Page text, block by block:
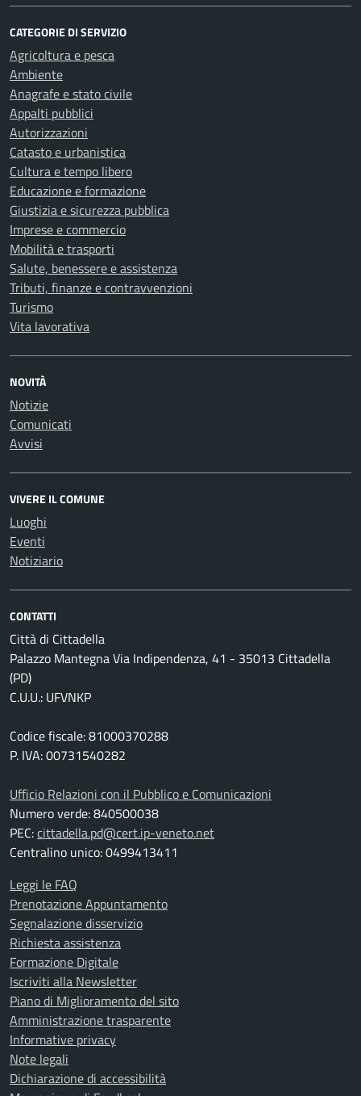
CATEGORIE DI SERVIZIO
Agricoltura e pesca
Ambiente
Anagrafe e stato civile
Appalti pubblici
Autorizzazioni
Catasto e urbanistica
Cultura e tempo libero
Educazione e formazione
Giustizia e sicurezza pubblica
Imprese e commercio
Mobilità e trasporti
Salute, benessere e assistenza
Tributi, finanze e contravvenzioni
Turismo
Vita lavorativa
NOVITÀ
Notizie
Comunicati
Avvisi
VIVERE IL COMUNE
Luoghi
Eventi
Notiziario
CONTATTI
Città di Cittadella
Palazzo Mantegna Via Indipendenza, 41 - 35013 Cittadella
(PD)
C.U.U.: UFVNKP
Codice fiscale: 81000370288
P. IVA: 00731540282
Ufficio Relazioni con il Pubblico e Comunicazioni
Numero verde: 840500038
PEC:cittadella.pd@cert.ip-veneto.net
Centralino unico: 0499413411
Leggi le FAQ
Prenotazione Appuntamento
Segnalazione disservizio
Richiesta assistenza
Formazione Digitale
Iscriviti alla Newsletter
Piano di Miglioramento del sito
Amministrazione trasparente
Informative privacy
Note legali
Dichiarazione di accessibilità